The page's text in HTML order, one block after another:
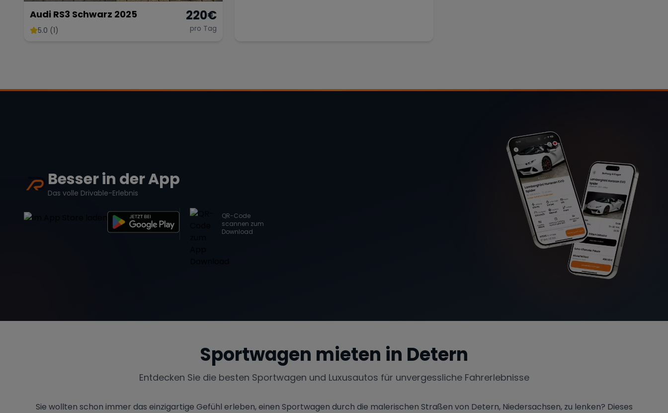
Audi RS3 Schwarz 2025
5.0 (1)
220€
pro Tag
Besser in der App
Das volle Drivable-Erlebnis
QR-Code
scannen zum
Download
Sportwagen mieten in Detern
Entdecken Sie die besten Sportwagen und Luxusautos für unvergessliche Fahrerlebnisse
Sie wollten schon immer das einzigartige Gefühl erleben, einen Sportwagen durch die malerischen Straßen von Detern, Niedersachsen, zu lenken? Dieses